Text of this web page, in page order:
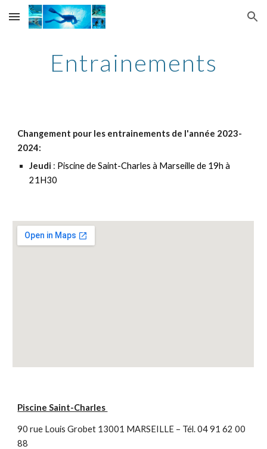
Skip to main content Skip to navigation
Entrainements
Changement pour les entrainements de l'année 2023-
2024:
Jeudi : Piscine de Saint-Charles à Marseille de 19h à
21H30
Piscine Saint-Charles
90 rue Louis Grobet 13001 MARSEILLE – Tél. 04 91 62 00
88